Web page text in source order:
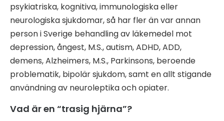
psykiatriska, kognitiva, immunologiska eller
neurologiska sjukdomar, så har fler än var annan
person i Sverige behandling av läkemedel mot
depression, ångest, M.S., autism, ADHD, ADD,
demens, Alzheimers, M.S., Parkinsons, beroende
problematik, bipolär sjukdom, samt en allt stigande
användning av neuroleptika och opiater.
Vad är en “trasig hjärna”?